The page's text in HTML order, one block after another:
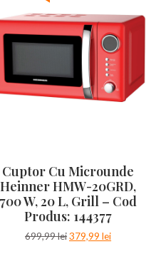
Cuptor Cu Microunde
Heinner HMW-20GRD,
700 W, 20 L, Grill – Cod
Produs: 144377
699,99leiPrețul
379,99leiPrețul